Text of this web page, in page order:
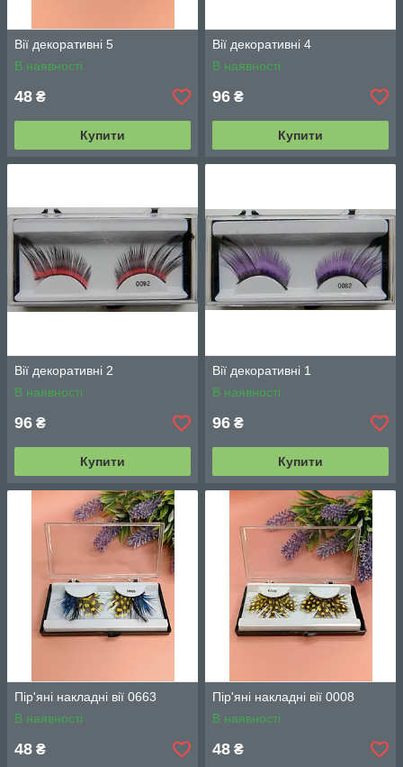
Вії декоративні 5
В наявності
48 ₴
Купити
Вії декоративні 4
В наявності
96 ₴
Купити
Вії декоративні 2
В наявності
96 ₴
Купити
Вії декоративні 1
В наявності
96 ₴
Купити
Пір'яні накладні вії 0663
В наявності
48 ₴
Пір'яні накладні вії 0008
В наявності
48 ₴